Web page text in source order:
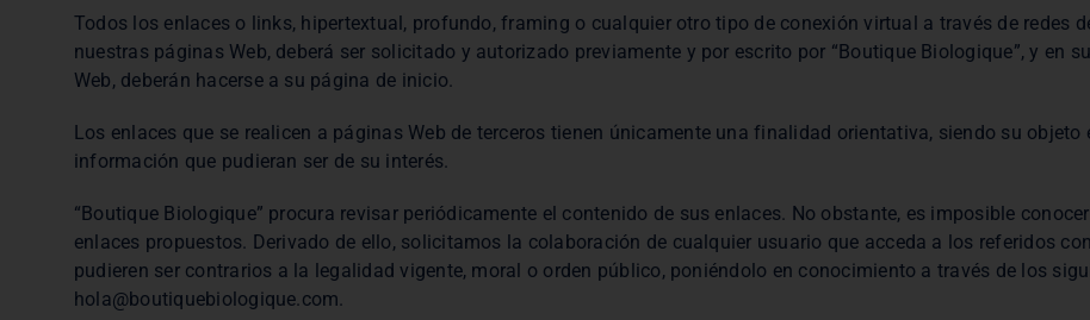
Todos los enlaces o links, hipertextual, profundo, framing o cualquier otro tipo de conexión virtual a través de redes
nuestras páginas Web, deberá ser solicitado y autorizado previamente y por escrito por “Boutique Biologique”, y en
Web, deberán hacerse a su página de inicio.
Los enlaces que se realicen a páginas Web de terceros tienen únicamente una finalidad orientativa, siendo su
información que pudieran ser de su interés.
“Boutique Biologique” procura revisar periódicamente el contenido de sus enlaces. No obstante, es imposible
enlaces propuestos. Derivado de ello, solicitamos la colaboración de cualquier usuario que acceda a los referidos
pudieren ser contrarios a la legalidad vigente, moral o orden público, poniéndolo en conocimiento a través de los
hola@boutiquebiologique.com.